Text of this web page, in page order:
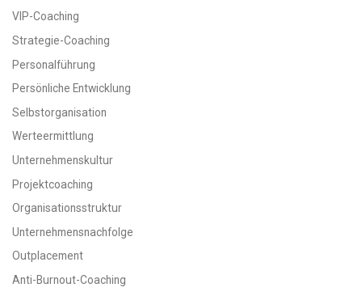
VIP-Coaching
Strategie-Coaching
Personalführung
Persönliche Entwicklung
Selbstorganisation
Werteermittlung
Unternehmenskultur
Projektcoaching
Organisationsstruktur
Unternehmensnachfolge
Outplacement
Anti-Burnout-Coaching